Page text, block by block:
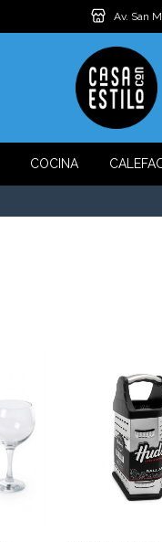
Av. San
COCINA